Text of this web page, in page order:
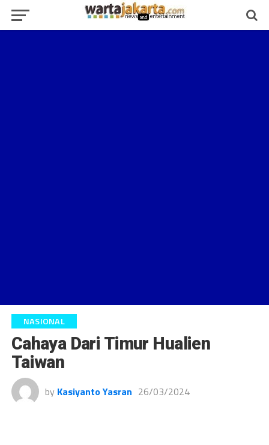
NASIONAL
Cahaya Dari Timur Hualien
Taiwan
by Kasiyanto Yasran 26/03/2024